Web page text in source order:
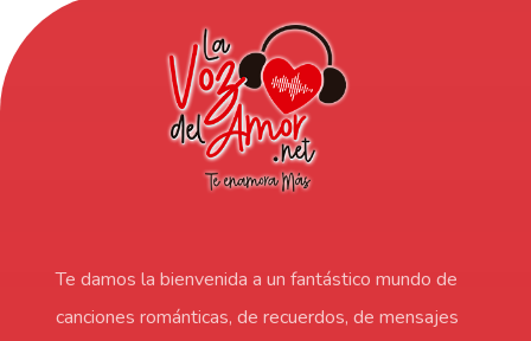
Te damos la bienvenida a un fantástico mundo de
canciones románticas, de recuerdos, de mensajes